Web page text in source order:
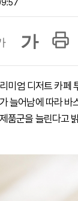
가
미엄 디저트 카페
늘어남에 따라 바
품군을 늘린다고